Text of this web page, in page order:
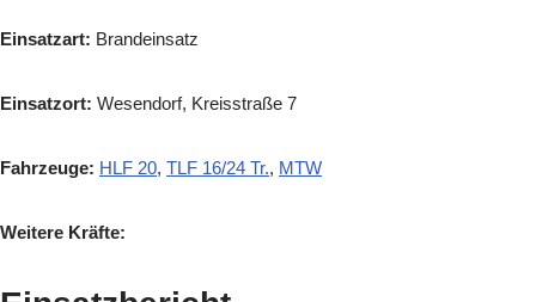
Einsatzart: Brandeinsatz
Einsatzort: Wesendorf, Kreisstraße 7
Fahrzeuge: HLF 20, TLF 16/24 Tr., MTW
Weitere Kräfte: